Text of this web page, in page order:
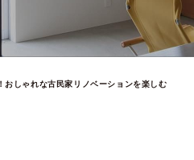
おしゃれな古民家リノベーションを楽しむ